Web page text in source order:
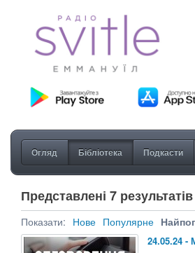
Огляд Бібліотека Подкасти
Представлені 7
Показати: Нове Популярне
24.05.24 -